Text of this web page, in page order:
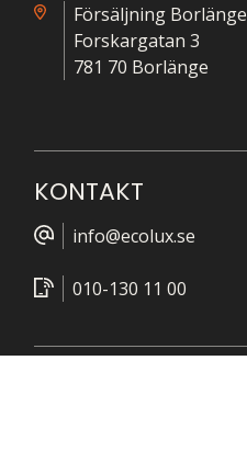
Försäljning Borlänge
Forskargatan 3
781 70 Borlänge
KONTAKT
info@ecolux.se
010-130 11 00